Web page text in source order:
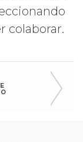
colaborar.